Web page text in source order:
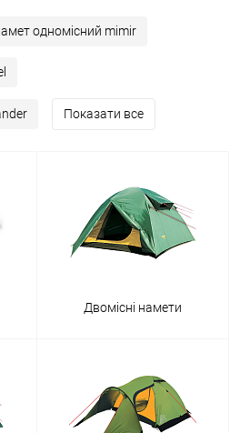
одномісний mimir
Показати все
Двомісні намети